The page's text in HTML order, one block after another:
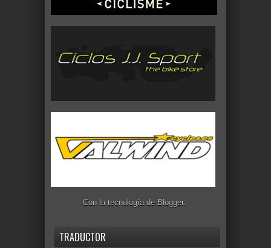
Con la tecnología de Blogger.
TRADUCTOR